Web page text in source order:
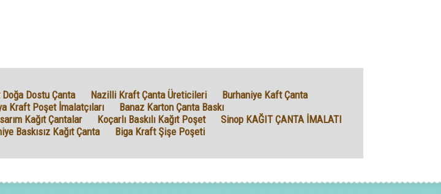
Doğa Dostu Çanta Nazilli Kraft Çanta Üreticileri
Burhaniye Kaft Çanta
Kraft Poşet İmalatçıları
Banaz Karton Çanta Baskı
Kağıt Çantalar
Koçarlı Baskılı Kağıt Poşet
Sinop KAĞIT ÇANTA İMALATI
Baskısız Kağıt Çanta Biga Kraft Şişe Poşeti